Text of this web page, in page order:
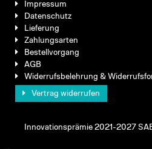
Impressum
Datenschutz
Lieferung
Zahlungsarten
Bestellvorgang
AGB
Widerrufsbelehrung &
Vertrag widerrufen
Innovationsprämie 2021-2027